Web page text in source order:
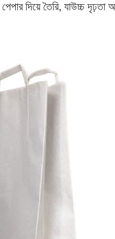
দিয়ে তৈরি, যাউচ্চ দৃঢ়তা